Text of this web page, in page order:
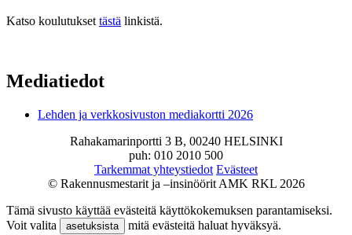
Katso koulutukset tästä linkistä.
Mediatiedot
Lehden ja verkkosivuston mediakortti 2026
Rahakamarinportti 3 B, 00240 HELSINKI
puh: 010 2010 500
Tarkemmat yhteystiedot Evästeet
© Rakennusmestarit ja –insinöörit AMK RKL 2026
Tämä sivusto käyttää evästeitä käyttökokemuksen parantamiseksi.
Voit valita
asetuksista mitä evästeitä haluat hyväksyä.